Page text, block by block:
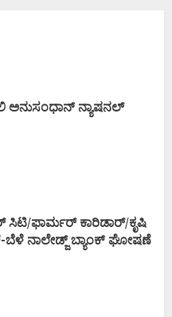
ಅನುಸಂಧಾನ್ ನ್ಯಾಷನಲ್
ಫಾರ್ಮರ್ ಕಾರಿಡಾರ್/ಕೃಷಿ
ನಾಲೇಡ್ಜ್ ಬ್ಯಾಂಕ್ ಘೋಷಣೆ